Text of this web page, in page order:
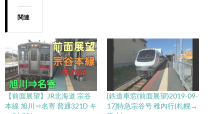
関連
【前面展望】JR北海道 宗谷
本線 旭川⇒名寄 普通321D キ
[鉄道車窓(前面展望)2019-09-
17]特急宗谷号 稚内行(札幌→